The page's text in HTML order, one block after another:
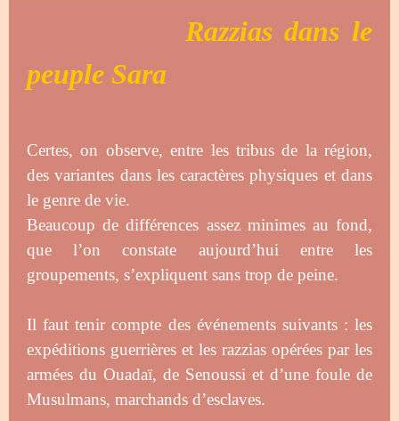
Razzias dans le
peuple Sara
Certes, on observe, entre les tribus de la région,
des variantes dans les caractères physiques et dans
le genre de vie.
Beaucoup de différences assez minimes au fond,
que l’on constate aujourd’hui entre les
groupements, s’expliquent sans trop de peine.
Il faut tenir compte des événements suivants : les
expéditions guerrières et les razzias opérées par les
armées du Ouadaï, de Senoussi et d’une foule de
Musulmans, marchands d’esclaves.